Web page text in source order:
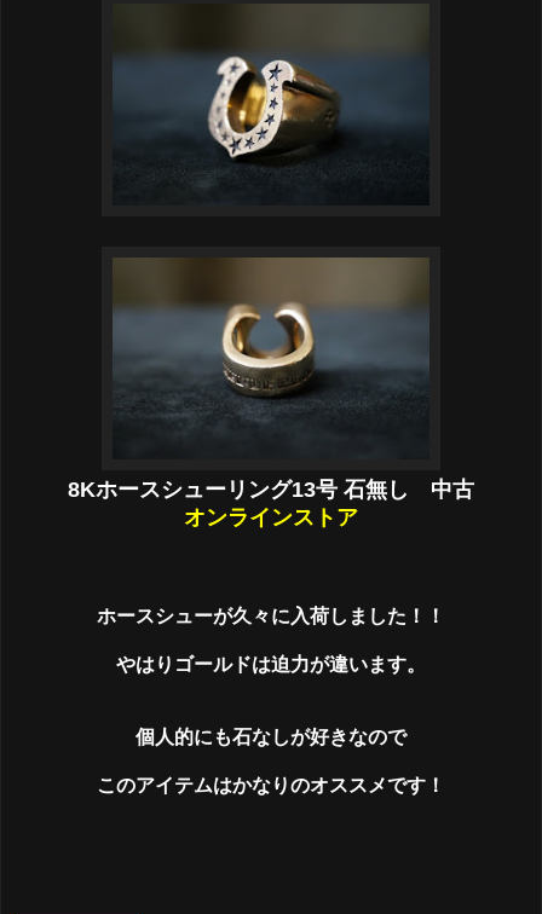
8Kホースシューリング13号 石無し 中古
オンラインストア
ホースシューが久々に入荷しました！！
やはりゴールドは迫力が違います。
個人的にも石なしが好きなので
このアイテムはかなりのオススメです！